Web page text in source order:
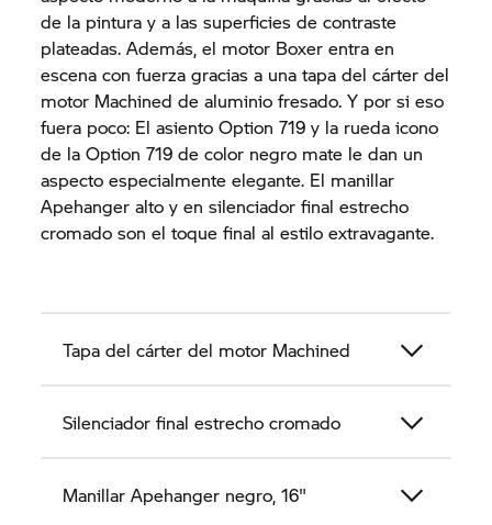
de la pintura y a las superficies de contraste
plateadas. Además, el motor Boxer entra en
escena con fuerza gracias a una tapa del cárter del
motor Machined de aluminio fresado. Y por si eso
fuera poco: El asiento Option 719 y la rueda icono
de la Option 719 de color negro mate le dan un
aspecto especialmente elegante. El manillar
Apehanger alto y en silenciador final estrecho
cromado son el toque final al estilo extravagante.
Tapa del cárter del motor Machined
Silenciador final estrecho cromado
Manillar Apehanger negro, 16"